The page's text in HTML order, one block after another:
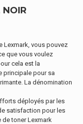
NOIR
Lexmark, vous pouvez
que vous voulez
cela est la
principale pour sa
La dénomination
déployés par les
satisfaction pour les
toner Lexmark